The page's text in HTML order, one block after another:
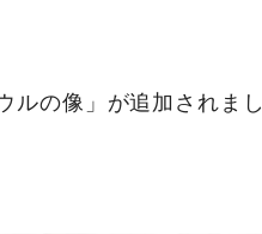
ルの像」が追加されまし